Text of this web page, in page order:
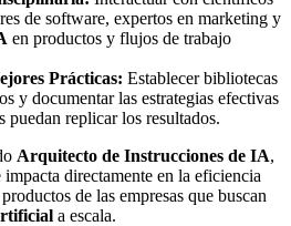
de software, expertos en marketing y
en productos y flujos de trabajo
Prácticas: Establecer bibliotecas
y documentar las estrategias efectivas
puedan replicar los resultados.
Arquitecto de Instrucciones de IA,
impacta directamente en la eficiencia
de las empresas que buscan
a escala.